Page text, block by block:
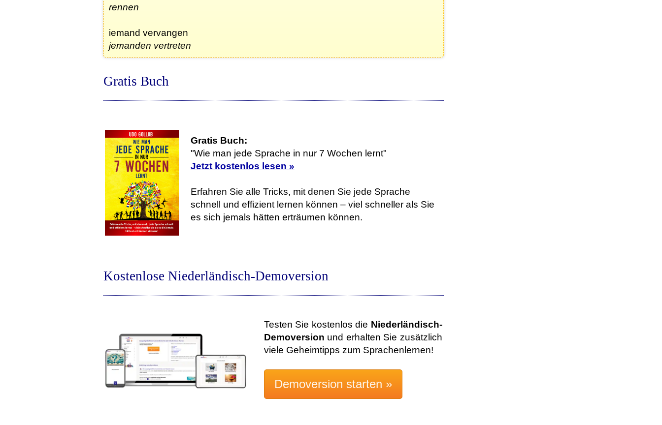
rennen
iemand vervangen
jemanden vertreten
Gratis Buch
Gratis Buch:
"Wie man jede Sprache in nur 7 Wochen lernt"
Jetzt kostenlos lesen »
Erfahren Sie alle Tricks, mit denen Sie jede Sprache
schnell und effizient lernen können – viel schneller als Sie
es sich jemals hätten erträumen können.
Kostenlose Niederländisch-Demoversion
Testen Sie kostenlos die Niederländisch-
Demoversion und erhalten Sie zusätzlich
viele Geheimtipps zum Sprachenlernen!